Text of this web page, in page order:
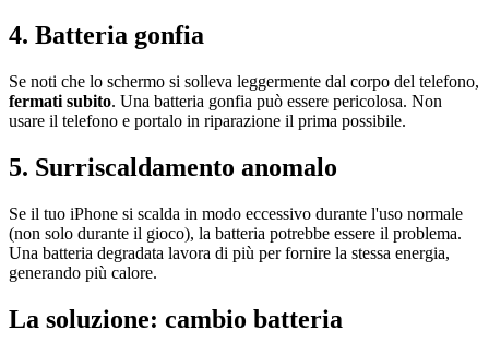
4. Batteria gonfia
Se noti che lo schermo si solleva leggermente dal corpo del telefono,
fermati subito. Una batteria gonfia può essere pericolosa. Non
usare il telefono e portalo in riparazione il prima possibile.
5. Surriscaldamento anomalo
Se il tuo iPhone si scalda in modo eccessivo durante l'uso normale
(non solo durante il gioco), la batteria potrebbe essere il problema.
Una batteria degradata lavora di più per fornire la stessa energia,
generando più calore.
La soluzione: cambio batteria